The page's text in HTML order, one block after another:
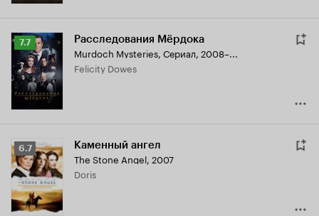
Рейтинг
Кинопоиска
7.7
7.7 Расследования Мёрдока
Murdoch Mysteries, Сериал, 2008–...
Felicity Dowes
Рейтинг
Кинопоиска
6.7
6.7 Каменный ангел
The Stone Angel, 2007
Doris